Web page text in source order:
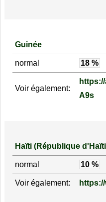
Guinée
normal 18 %
Voir également:
A9s
Haïti (République
normal 10 %
Voir également: